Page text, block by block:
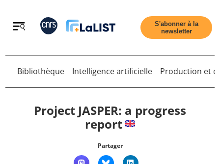
Retour
S'abonner à la
newsletter
Retour
Bibliothèque Intelligence artificielle Production et
Project JASPER: a progress
report
Partager